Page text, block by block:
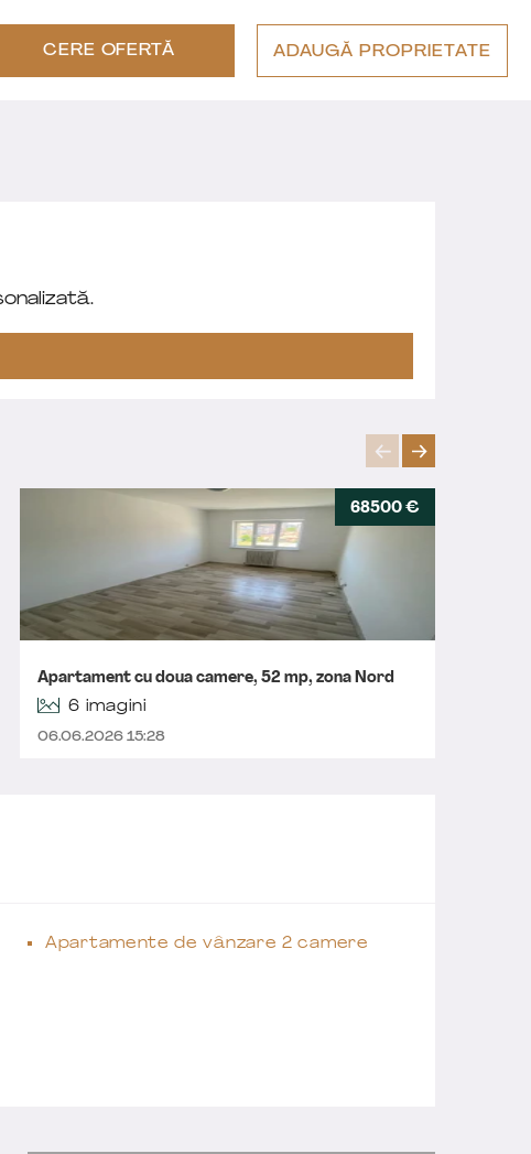
CERE OFERTĂ ADAUGĂ PROPRIETATE
68500 €
Apartament cu doua camere, 52 mp, zona Nord
6 imagini
06.06.2026 15:28
Apartamente de vânzare 2 camere